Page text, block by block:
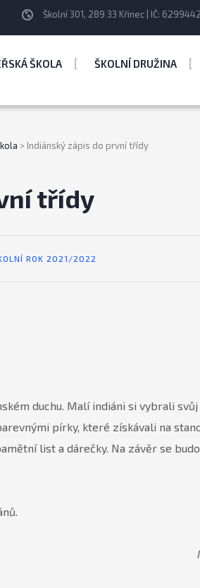
Školní 301, 289 33 Křinec | IČ:
ŠKOLA ŠKOLNÍ DRUŽINA
> Indiánský zápis do první třídy
třídy
ROK 2021/2022
duchu. Malí indiáni si vybrali
pírky, které získávali na
list a dárečky. Na závěr se